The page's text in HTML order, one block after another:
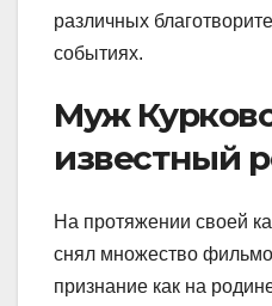
различных
событиях.
Муж
известный
На протяжении своей
снял множество
признание как на